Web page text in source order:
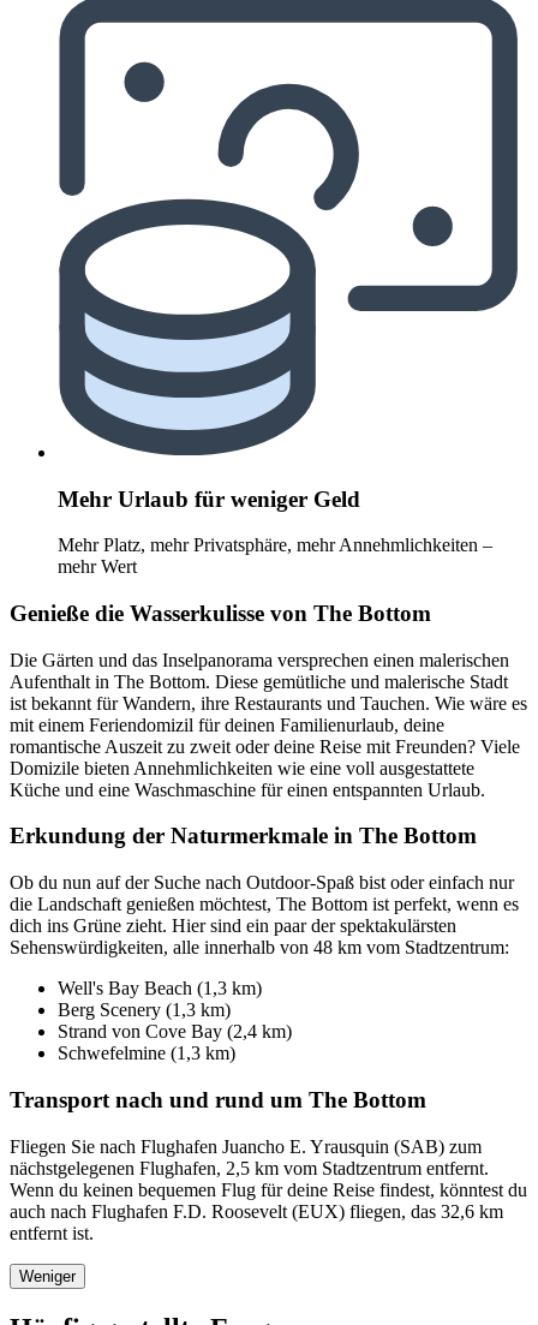
Mehr Urlaub für weniger Geld
Mehr Platz, mehr Privatsphäre, mehr Annehmlichkeiten –
mehr Wert
Genieße die Wasserkulisse von The Bottom
Die Gärten und das Inselpanorama versprechen einen malerischen
Aufenthalt in The Bottom. Diese gemütliche und malerische Stadt
ist bekannt für Wandern, ihre Restaurants und Tauchen. Wie wäre es
mit einem Feriendomizil für deinen Familienurlaub, deine
romantische Auszeit zu zweit oder deine Reise mit Freunden? Viele
Domizile bieten Annehmlichkeiten wie eine voll ausgestattete
Küche und eine Waschmaschine für einen entspannten Urlaub.
Erkundung der Naturmerkmale in The Bottom
Ob du nun auf der Suche nach Outdoor-Spaß bist oder einfach nur
die Landschaft genießen möchtest, The Bottom ist perfekt, wenn es
dich ins Grüne zieht. Hier sind ein paar der spektakulärsten
Sehenswürdigkeiten, alle innerhalb von 48 km vom Stadtzentrum:
Well's Bay Beach (1,3 km)
Berg Scenery (1,3 km)
Strand von Cove Bay (2,4 km)
Schwefelmine (1,3 km)
Transport nach und rund um The Bottom
Fliegen Sie nach Flughafen Juancho E. Yrausquin (SAB) zum
nächstgelegenen Flughafen, 2,5 km vom Stadtzentrum entfernt.
Wenn du keinen bequemen Flug für deine Reise findest, könntest du
auch nach Flughafen F.D. Roosevelt (EUX) fliegen, das 32,6 km
entfernt ist.
Weniger